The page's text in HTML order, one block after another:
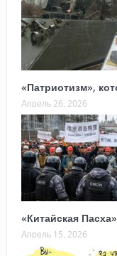
«Патриотизм»,
Апрель 26, 2026
«Китайская Пасха»
Апрель 15, 2026